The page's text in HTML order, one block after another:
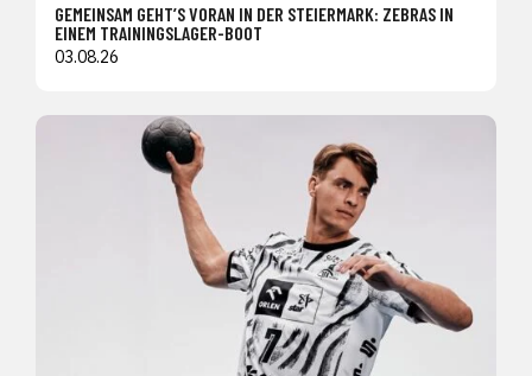
GEMEINSAM GEHT’S VORAN IN DER STEIERMARK: ZEBRAS IN
EINEM TRAININGSLAGER-BOOT
03.08.26